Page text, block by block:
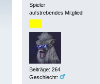
Spieler
aufstrebendes Mitglied
Beiträge: 264
Geschlecht: